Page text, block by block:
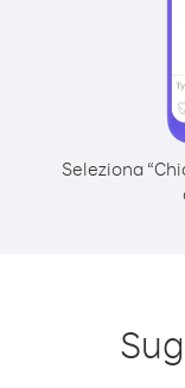
Seleziona